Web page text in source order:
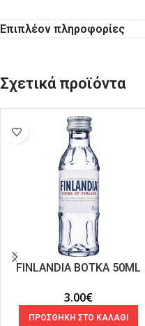
Επιπλέον πληροφορίες
Σχετικά προϊόντα
FINLANDIA ΒΟΤΚΑ 50ML
3.00€
ΠΡΟΣΘΗΚΗ ΣΤΟ ΚΑΛΑΘΙ